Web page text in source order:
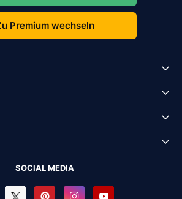
Premium wechseln
SOCIAL MEDIA